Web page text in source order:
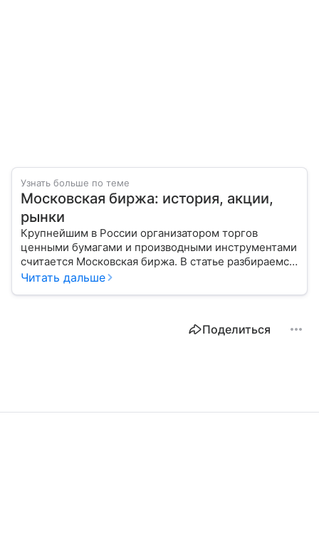
Узнать больше по теме
Московская биржа: история, акции,
рынки
Крупнейшим в России организатором торгов
ценными бумагами и производными инструментами
считается Московская биржа. В статье разбираемся,
как новичкам начать инвестировать на площадке
Читать дальше
Поделиться